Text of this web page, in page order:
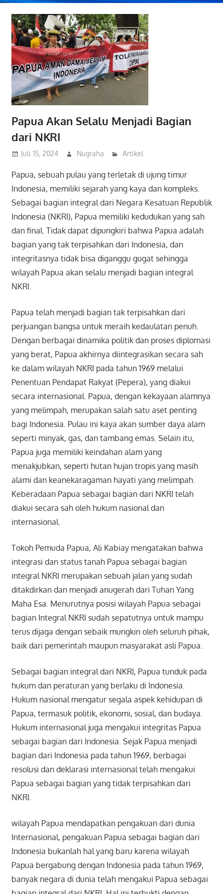
Papua Akan Selalu Menjadi Bagian
dari NKRI
Juli 15, 2024 Nugraha Artikel
Papua, sebuah pulau yang terletak di ujung timur
Indonesia, memiliki sejarah yang kaya dan kompleks.
Sebagai bagian integral dari Negara Kesatuan Republik
Indonesia (NKRI), Papua memiliki kedudukan yang sah
dan final. Tidak dapat dipungkiri bahwa Papua adalah
bagian yang tak terpisahkan dari Indonesia, dan
integritasnya tidak bisa diganggu gugat sehingga
wilayah Papua akan selalu menjadi bagian integral
NKRI.
Papua telah menjadi bagian tak terpisahkan dari
perjuangan bangsa untuk meraih kedaulatan penuh.
Dengan berbagai dinamika politik dan proses diplomasi
yang berat, Papua akhirnya diintegrasikan secara sah
ke dalam wilayah NKRI pada tahun 1969 melalui
Penentuan Pendapat Rakyat (Pepera), yang diakui
secara internasional. Papua, dengan kekayaan alamnya
yang melimpah, merupakan salah satu aset penting
bagi Indonesia. Pulau ini kaya akan sumber daya alam
seperti minyak, gas, dan tambang emas. Selain itu,
Papua juga memiliki keindahan alam yang
menakjubkan, seperti hutan hujan tropis yang masih
alami dan keanekaragaman hayati yang melimpah.
Keberadaan Papua sebagai bagian dari NKRI telah
diakui secara sah oleh hukum nasional dan
internasional.
Tokoh Pemuda Papua, Ali Kabiay mengatakan bahwa
integrasi dan status tanah Papua sebagai bagian
integral NKRI merupakan sebuah jalan yang sudah
ditakdirkan dan menjadi anugerah dari Tuhan Yang
Maha Esa. Menurutnya posisi wilayah Papua sebagai
bagian Integral NKRI sudah sepatutnya untuk mampu
terus dijaga dengan sebaik mungkin oleh seluruh pihak,
baik dari pemerintah maupun masyarakat asli Papua.
Sebagai bagian integral dari NKRI, Papua tunduk pada
hukum dan peraturan yang berlaku di Indonesia.
Hukum nasional mengatur segala aspek kehidupan di
Papua, termasuk politik, ekonomi, sosial, dan budaya.
Hukum internasional juga mengakui integritas Papua
sebagai bagian dari Indonesia. Sejak Papua menjadi
bagian dari Indonesia pada tahun 1969, berbagai
resolusi dan deklarasi internasional telah mengakui
Papua sebagai bagian yang tidak terpisahkan dari
NKRI.
wilayah Papua mendapatkan pengakuan dari dunia
Internasional, pengakuan Papua sebagai bagian dari
Indonesia bukanlah hal yang baru karena wilayah
Papua bergabung dengan Indonesia pada tahun 1969,
banyak negara di dunia telah mengakui Papua sebagai